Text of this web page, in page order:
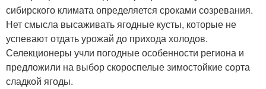
сибирского климата определяется сроками созревания.
Нет смысла высаживать ягодные кусты, которые не
успевают отдать урожай до прихода холодов.
Селекционеры учли погодные особенности региона и
предложили на выбор скороспелые зимостойкие сорта
сладкой ягоды.